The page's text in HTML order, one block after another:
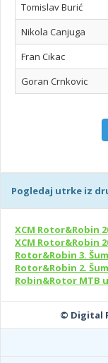
Tomislav Burić
Nikola Canjuga
Fran Cikac
Goran Crnkovic
Pogledaj utrke iz
XCM Rotor&Robin
XCM Rotor&Robin
Rotor&Robin 3.
Rotor&Robin 2.
Robin&Rotor MTB
© Digital